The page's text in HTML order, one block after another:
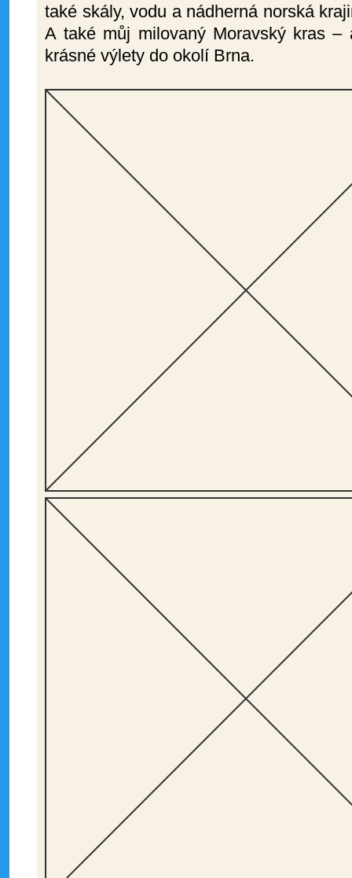
také skály, vodu a nádherná norská
A také můj milovaný Moravský kras –
krásné výlety do okolí Brna.